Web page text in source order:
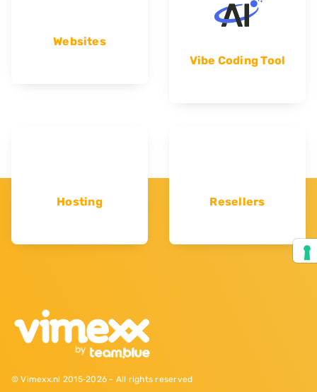
Websites
Vibe Coding Tool
Hosting Resellers
© Vimexx.nl 2015‐2026 - All rights reserved